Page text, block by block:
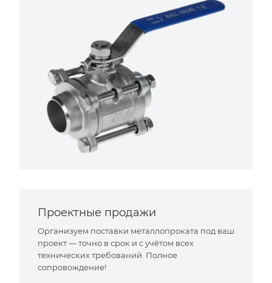
Проектные продажи
Организуем поставки металлопроката под ваш
проект — точно в срок и с учётом всех
технических требований. Полное
сопровождение!